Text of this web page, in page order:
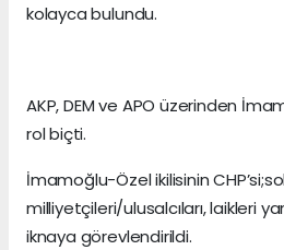
kolayca bulundu.
AKP, DEM ve APO üzerinden
rol biçti.
İmamoğlu-Özel ikilisinin
milliyetçileri/ulusalcıları, laikleri
iknaya görevlendirildi.